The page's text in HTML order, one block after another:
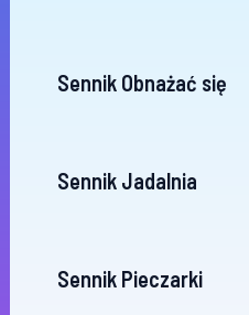
Sennik Obnażać się
Sennik Jadalnia
Sennik Pieczarki